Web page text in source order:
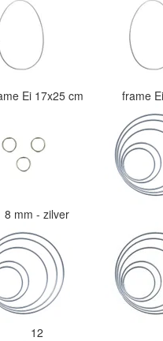
Ei 17x25 cm frame
8 mm - zilver
12